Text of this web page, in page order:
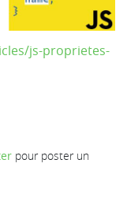
js-proprietes-
pour poster un